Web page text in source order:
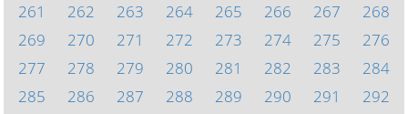
261
262 263 264 265 266 267
268
269
270 271 272 273 274 275
276
277
278 279 280 281 282 283
284
285
286 287 288 289 290 291
292